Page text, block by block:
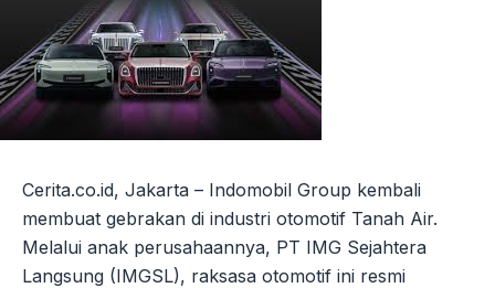
Cerita.co.id, Jakarta – Indomobil Group kembali
membuat gebrakan di industri otomotif Tanah Air.
Melalui anak perusahaannya, PT IMG Sejahtera
Langsung (IMGSL), raksasa otomotif ini resmi